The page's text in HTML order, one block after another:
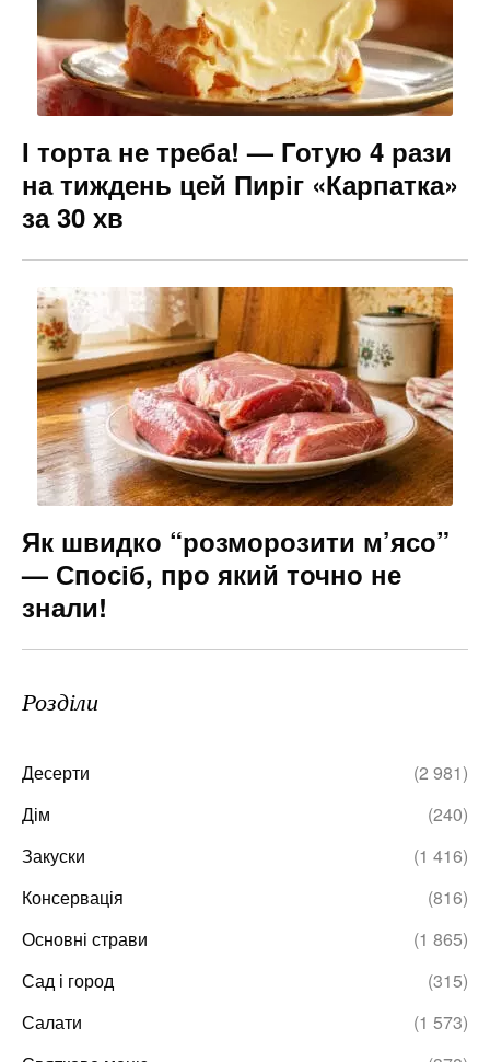
І торта не треба! — Готую 4 рази
на тиждень цей Пиріг «Карпатка»
за 30 хв
Як швидко “розморозити м’ясо”
— Спосіб, про який точно не
знали!
Розділи
Десерти
(2 981)
Дім
(240)
Закуски
(1 416)
Консервація
(816)
Основні страви
(1 865)
Сад і город
(315)
Салати
(1 573)